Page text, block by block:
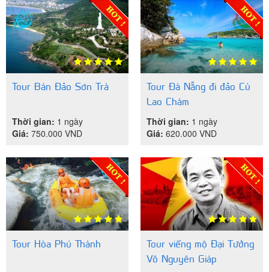
Tour Bán Đảo Sơn Trà
Thời gian: 1 ngày
Giá: 750.000 VND
Tour Đà Nẵng đi đảo Cù
Lao Chàm
Thời gian: 1 ngày
Giá: 620.000 VND
Tour Hòa Phú Thành
Tour viếng mộ Đại Tướng
Võ Nguyên Giáp